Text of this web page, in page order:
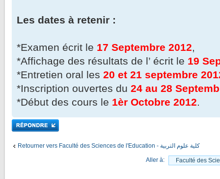
Les dates à retenir :
*Examen écrit le 17 Septembre 2012,
*Affichage des résultats de l’ écrit le 19
*Entretien oral les 20 et 21 septembre
*Inscription ouvertes du 24 au 28
*Début des cours le 1èr Octobre 2012.
Répondre
Retourner vers Faculté des Sciences de l'Education - كلية علوم التربية
Aller à: